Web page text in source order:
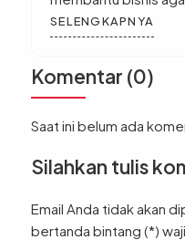
pelanggan yang
memungkinkan
dan membantu bisnis
Penting untuk Bisnis
SELENGKAPNYA
Komentar (0)
Saat ini belum ada
Silahkan tulis
Email Anda tidak akan
bertanda bintang (*)